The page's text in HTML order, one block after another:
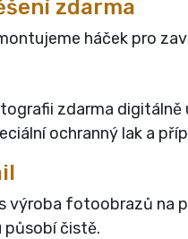
zdarma
háček pro
zdarma
ochranný lak a
výroba fotoobrazů na
působí čistě.